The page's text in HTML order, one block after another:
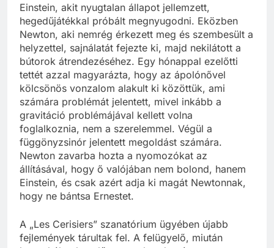
Einstein, akit nyugtalan állapot jellemzett,
hegedűjátékkal próbált megnyugodni. Eközben
Newton, aki nemrég érkezett meg és szembesült a
helyzettel, sajnálatát fejezte ki, majd nekilátott a
bútorok átrendezéséhez. Egy hónappal ezelőtti
tettét azzal magyarázta, hogy az ápolónővel
kölcsönös vonzalom alakult ki közöttük, ami
számára problémát jelentett, mivel inkább a
gravitáció problémájával kellett volna
foglalkoznia, nem a szerelemmel. Végül a
függönyzsinór jelentett megoldást számára.
Newton zavarba hozta a nyomozókat az
állításával, hogy ő valójában nem bolond, hanem
Einstein, és csak azért adja ki magát Newtonnak,
hogy ne bántsa Ernestet.
A „Les Cerisiers” szanatórium ügyében újabb
fejlemények tárultak fel. A felügyelő, miután